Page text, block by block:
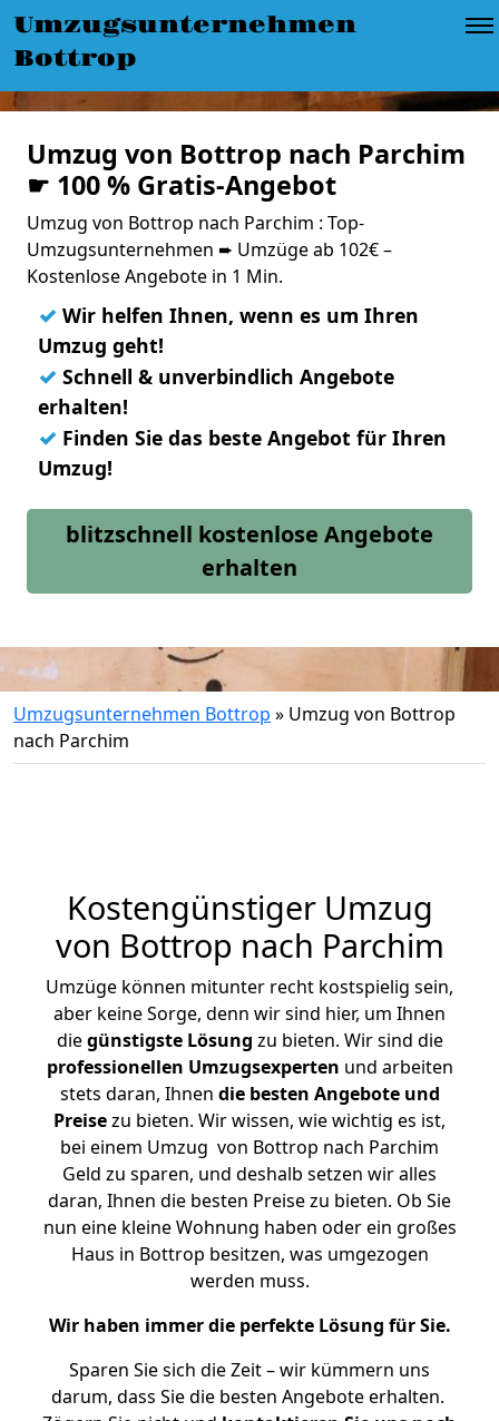
Umzugsunternehmen
Bottrop
Umzug von Bottrop nach Parchim
☛ 100 % Gratis-Angebot
Umzug von Bottrop nach Parchim : Top-
Umzugsunternehmen ➨ Umzüge ab 102€ –
Kostenlose Angebote in 1 Min.
✓ Wir helfen Ihnen, wenn es um Ihren
Umzug geht!
✓ Schnell & unverbindlich Angebote
erhalten!
✓ Finden Sie das beste Angebot für Ihren
Umzug!
blitzschnell kostenlose Angebote
erhalten
Umzugsunternehmen Bottrop » Umzug von Bottrop
nach Parchim
Kostengünstiger Umzug
von Bottrop nach Parchim
Umzüge können mitunter recht kostspielig sein,
aber keine Sorge, denn wir sind hier, um Ihnen
diegünstigste Lösung zu bieten. Wir sind die
professionellen Umzugsexperten und arbeiten
stets daran, Ihnen die besten Angebote und
Preisezu bieten. Wir wissen, wie wichtig es ist,
bei einem Umzug von Bottrop nach Parchim
Geld zu sparen, und deshalb setzen wir alles
daran, Ihnen die besten Preise zu bieten. Ob Sie
nun eine kleine Wohnung haben oder ein großes
Haus in Bottrop besitzen, was umgezogen
werden muss.
Wir haben immer die perfekte Lösung für Sie.
Sparen Sie sich die Zeit – wir kümmern uns
darum, dass Sie die besten Angebote erhalten.